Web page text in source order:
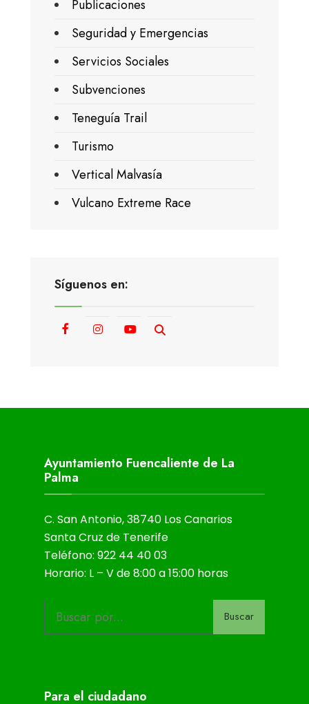
Publicaciones
Seguridad y Emergencias
Servicios Sociales
Subvenciones
Teneguía Trail
Turismo
Vertical Malvasía
Vulcano Extreme Race
Síguenos en:
Ayuntamiento Fuencaliente de La
Palma
C. San Antonio, 38740 Los Canarios
Santa Cruz de Tenerife
Teléfono: 922 44 40 03
Horario: L – V de 8:00 a 15:00 horas
Buscar
Para el ciudadano